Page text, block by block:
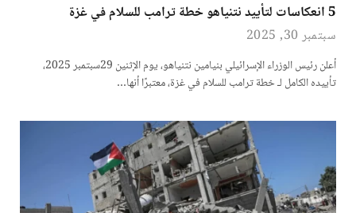
5 انعكاسات لتأييد نتنياهو خطة ترامب للسلام في غزة
سبتمبر 30, 2025
أعلن رئيس الوزراء الإسرائيلي بنيامين نتنياهو، يوم الإثنين 29سبتمبر 2025،
تأييده الكامل لـ خطة ترامب للسلام في غزة، معتبرًا أنها…